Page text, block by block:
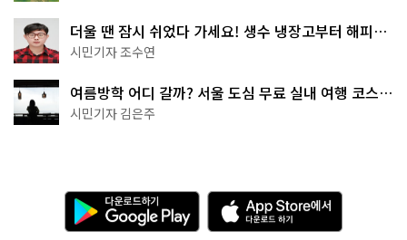
더울 땐 잠시 쉬었다 가세요! 생수 냉장고부터 해피소
·무더위쉼터까지
시민기자 조수연
여름방학 어디 갈까? 서울 도심 무료 실내 여행 코스
추천
시민기자 김은주
다
운
로
A
p
p